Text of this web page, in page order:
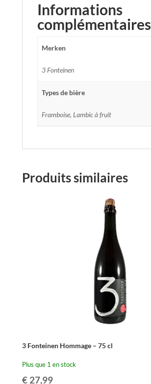
Informations
complémentaires
Merken
3 Fonteinen
Types de bière
Framboise, Lambic à fruit
Produits similaires
3 Fonteinen Hommage – 75 cl
Plus que 1 en stock
€27,99